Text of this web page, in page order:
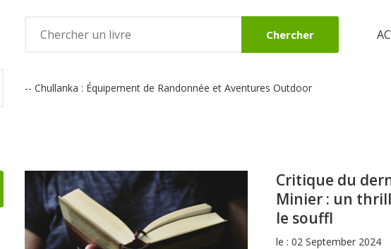
Chercher
CARTE & GUIDES BEAUX LIVRES ROMANS
-- Chullanka : Équipement de Randonnée et Aventures Outdoor
Critique du
Minier : un
le souffl
le : 02 September 2024